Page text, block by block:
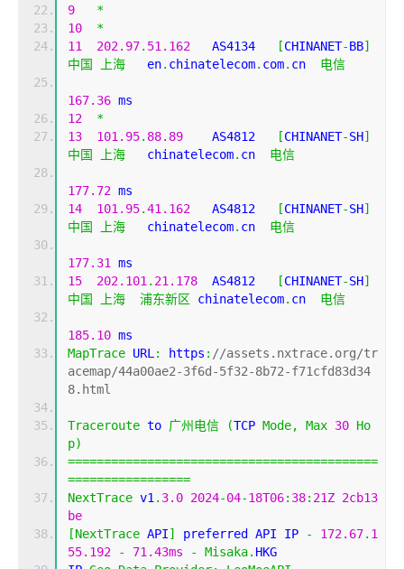
9
*
10
*
11
202.97. 51.162
   AS4134
[CHINANET-BB]
中国
上海
   en
. chinatelecom. com. cn 电信
167.36 ms
12
*
13
101.95. 88.89
    AS4812
[CHINANET-SH]
中国
上海
   chinatelecom
. cn 电信
177.72 ms
14
101.95.41.162
   AS4812
[CHINANET-SH]
中国
上海
   chinatelecom
. cn 电信
177.31
ms
15
202.101 . 21.178
  AS4812
[CHINANET-SH]
中国
上海 浦东新区 chinatelecom. cn 电信
185.10 ms
MapTrace URL : https : //assets.nxtrace.org/tr
acemap/44a00ae2-3f6d-5f32-8b72-f71cfd83d34
8.html
Traceroute to 广州电信 (TCP Mode, Max 30 Ho
p)
===========================================
=================
NextTrace v1 . 3.0 2024-04-18T06: 38: 21Z 2cb13
be
[NextTrace API] preferred API IP - 172.67. 1
55.192
- 71.43ms - Misaka. HKG